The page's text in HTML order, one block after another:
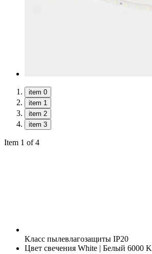
item 0
item 1
item 2
item 3
Item 1 of 4
Класс пылевлагозащиты IP20
Цвет свечения White | Белый 6000 K